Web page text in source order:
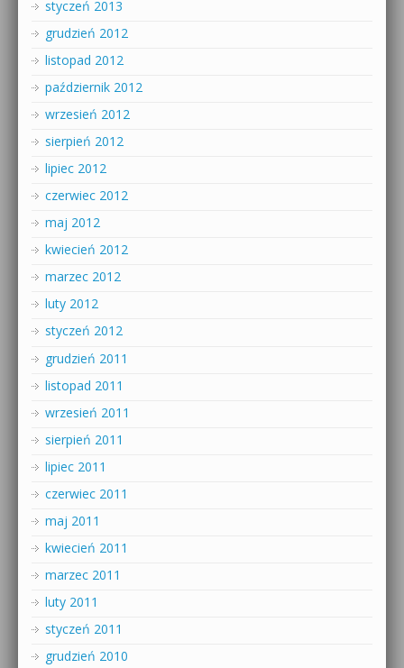
styczeń 2013
grudzień 2012
listopad 2012
październik 2012
wrzesień 2012
sierpień 2012
lipiec 2012
czerwiec 2012
maj 2012
kwiecień 2012
marzec 2012
luty 2012
styczeń 2012
grudzień 2011
listopad 2011
wrzesień 2011
sierpień 2011
lipiec 2011
czerwiec 2011
maj 2011
kwiecień 2011
marzec 2011
luty 2011
styczeń 2011
grudzień 2010